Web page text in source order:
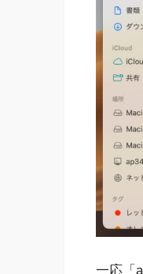
一応「